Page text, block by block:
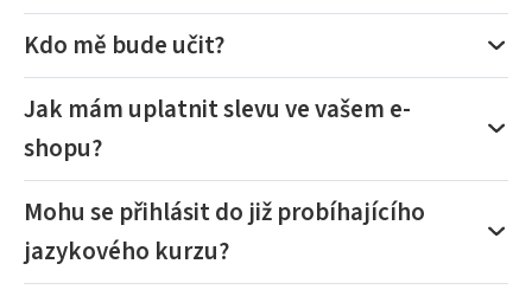
Kdo mě bude učit?
Jak mám uplatnit slevu ve vašem e-
shopu?
Mohu se přihlásit do již probíhajícího
jazykového kurzu?